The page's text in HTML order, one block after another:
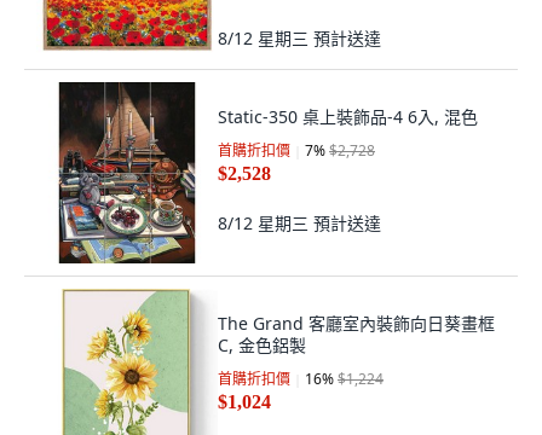
8/12 星期三 預計送達
Static-350 桌上裝飾品-4 6入, 混色
首購折扣價 7%$2,728
$2,528
8/12 星期三 預計送達
The Grand 客廳室內裝飾向日葵畫框
C, 金色鋁製
首購折扣價 16%$1,224
$1,024